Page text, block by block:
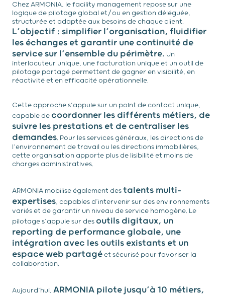
Chez ARMONIA, le facility management repose sur une
logique de pilotage global et/ou en gestion déléguée,
structurée et adaptée aux besoins de chaque client.
L’objectif : simplifier l’organisation, fluidifier
les échanges et garantir une continuité de
service sur l’ensemble du périmètre. Un
interlocuteur unique, une facturation unique et un outil de
pilotage partagé permettent de gagner en visibilité, en
réactivité et en efficacité opérationnelle.
Cette approche s’appuie sur un point de contact unique,
capable de coordonner les différents métiers, de
suivre les prestations et de centraliser les
demandes. Pour les services généraux, les directions de
l’environnement de travail ou les directions immobilières,
cette organisation apporte plus de lisibilité et moins de
charges administratives.
ARMONIA mobilise également des talents multi-
expertises, capables d’intervenir sur des environnements
variés et de garantir un niveau de service homogène. Le
pilotage s’appuie sur des outils digitaux, un
reporting de performance globale, une
intégration avec les outils existants et un
espace web partagé et sécurisé pour favoriser la
collaboration.
Aujourd’hui, ARMONIA pilote jusqu’à 10 métiers,